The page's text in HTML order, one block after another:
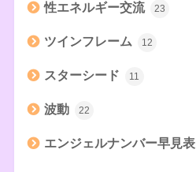
性エネルギー交流 23
ツインフレーム 12
スターシード 11
波動 22
エンジェルナンバー早見表